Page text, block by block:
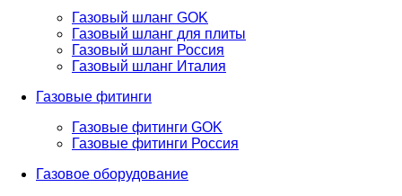
Газовый шланг GOK
Газовый шланг для плиты
Газовый шланг Россия
Газовый шланг Италия
Газовые фитинги
Газовые фитинги GOK
Газовые фитинги Россия
Газовое оборудование